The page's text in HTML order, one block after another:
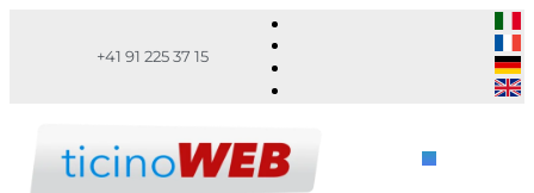
+41 91 225 37 15